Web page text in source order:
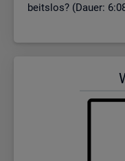
beits­los? (Dauer: